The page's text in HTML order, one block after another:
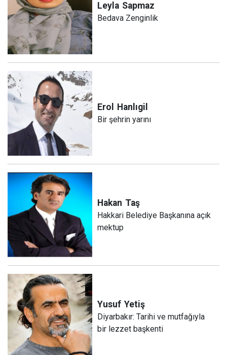
Leyla Sapmaz
Bedava Zenginlik
Erol Hanlıgil
Bir şehrin yarını
Hakan Taş
Hakkari Belediye Başkanına açık
mektup
Yusuf Yetiş
Diyarbakır: Tarihi ve mutfağıyla
bir lezzet başkenti